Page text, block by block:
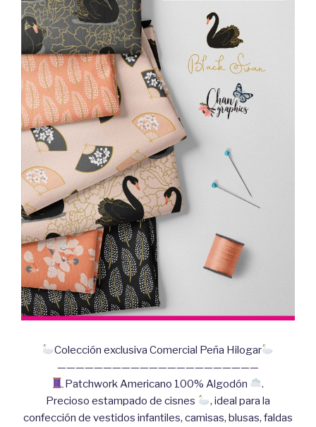
Colección exclusiva Comercial Peña Hilogar
——————————————————————
Patchwork Americano 100% Algodón
.
Precioso estampado de cisnes
, ideal para la
confección de vestidos infantiles, camisas, blusas, faldas